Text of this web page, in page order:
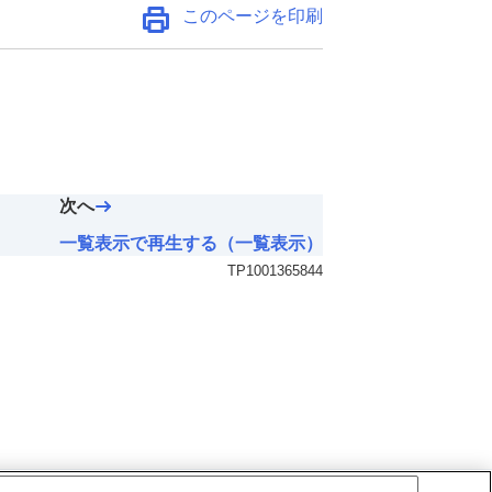
このページを印刷
次へ
一覧表示で再生する（一覧表示）
TP1001365844